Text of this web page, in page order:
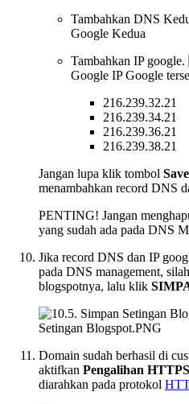
Tambahkan DNS
Google Kedua
Tambahkan IP google.
Google IP Google
216.239.32.21
216.239.34.21
216.239.36.21
216.239.38.21
Jangan lupa klik tombol Save
menambahkan record DNS
PENTING! Jangan
yang sudah ada pada DNS
Jika record DNS dan IP
pada DNS management,
blogspotnya, lalu klik
Setingan Blogspot.PNG
Domain sudah berhasil di
aktifkan Pengalihan HTTPS
diarahkan pada protokol